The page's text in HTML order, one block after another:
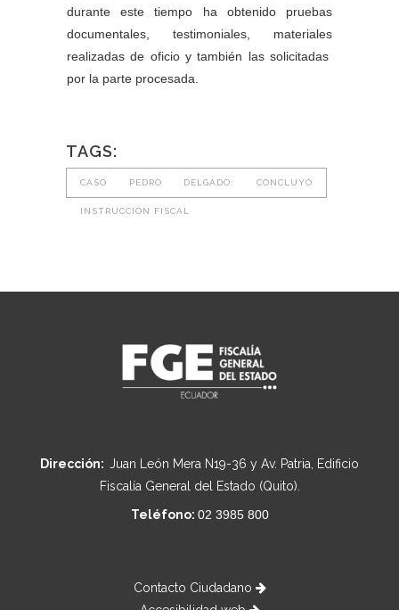
durante este tiempo ha obtenido pruebas
documentales, testimoniales, materiales
realizadas de oficio y también las solicitadas
por la parte procesada.
TAGS:
CASO PEDRO DELGADO: CONCLUYÓ
INSTRUCCIÓN FISCAL
Dirección: Juan León Mera N19-36 y Av. Patria, Edificio
Fiscalía General del Estado (Quito).
Teléfono: 02 3985 800
Contacto Ciudadano